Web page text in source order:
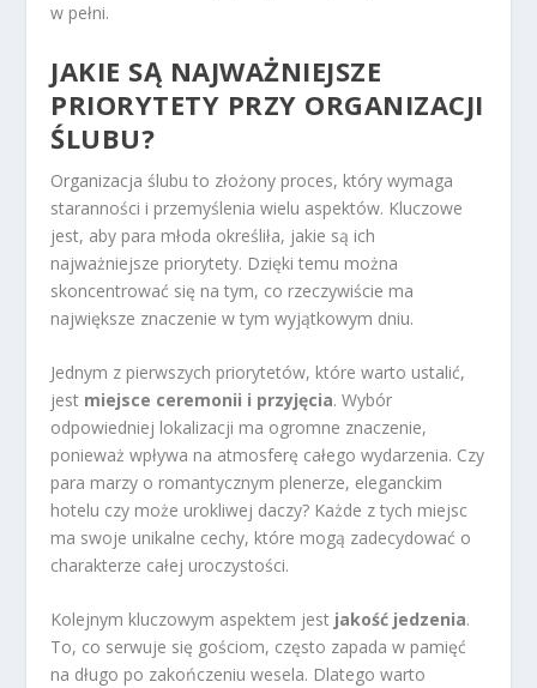
w pełni.
JAKIE SĄ NAJWAŻNIEJSZE
PRIORYTETY PRZY ORGANIZACJI
ŚLUBU?
Organizacja ślubu to złożony proces, który wymaga
staranności i przemyślenia wielu aspektów. Kluczowe
jest, aby para młoda określiła, jakie są ich
najważniejsze priorytety. Dzięki temu można
skoncentrować się na tym, co rzeczywiście ma
największe znaczenie w tym wyjątkowym dniu.
Jednym z pierwszych priorytetów, które warto ustalić,
jest miejsce ceremonii i przyjęcia. Wybór
odpowiedniej lokalizacji ma ogromne znaczenie,
ponieważ wpływa na atmosferę całego wydarzenia. Czy
para marzy o romantycznym plenerze, eleganckim
hotelu czy może urokliwej daczy? Każde z tych miejsc
ma swoje unikalne cechy, które mogą zadecydować o
charakterze całej uroczystości.
Kolejnym kluczowym aspektem jest jakość jedzenia.
To, co serwuje się gościom, często zapada w pamięć
na długo po zakończeniu wesela. Dlatego warto